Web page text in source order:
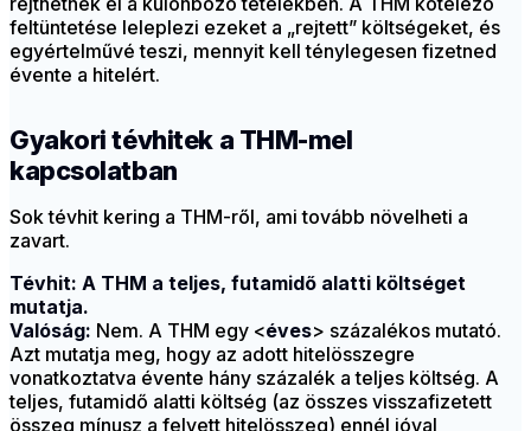
feltüntetése leleplezi ezeket a „rejtett” költségeket, és
egyértelművé teszi, mennyit kell ténylegesen fizetned
évente a hitelért.
Gyakori tévhitek a THM-mel
kapcsolatban
Sok tévhit kering a THM-ről, ami tovább növelheti a
zavart.
Tévhit: A THM a teljes, futamidő alatti költséget
mutatja.
Valóság: Nem. A THM egy <éves> százalékos mutató.
Azt mutatja meg, hogy az adott hitelösszegre
vonatkoztatva évente hány százalék a teljes költség. A
teljes, futamidő alatti költség (az összes visszafizetett
összeg mínusz a felvett hitelösszeg) ennél jóval